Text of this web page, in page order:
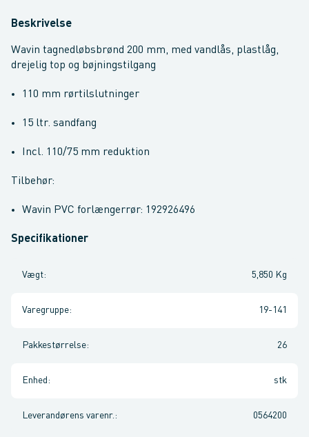
Beskrivelse
Wavin tagnedløbsbrønd 200 mm, med vandlås, plastlåg,
drejelig top og bøjningstilgang
110 mm rørtilslutninger
15 ltr. sandfang
Incl. 110/75 mm reduktion
Tilbehør:
Wavin PVC forlængerrør: 192926496
Specifikationer
Vægt: 5,850 Kg
Varegruppe: 19-141
Pakkestørrelse: 26
Enhed : stk
Leverandørens varenr. : 0564200